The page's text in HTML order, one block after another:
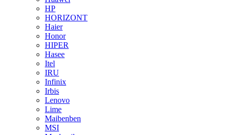
HP
HORIZONT
Haier
Honor
HIPER
Hasee
Itel
IRU
Infinix
Irbis
Lenovo
Lime
Maibenben
MSI